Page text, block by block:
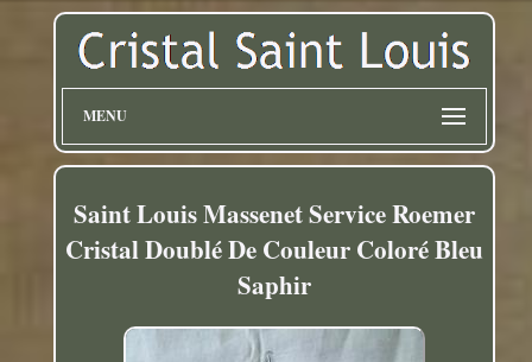
MENU
Saint Louis Massenet Service Roemer
Cristal Doublé De Couleur Coloré Bleu
Saphir